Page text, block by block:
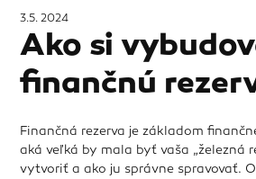
3.5. 2024
Ako si
finančnú
Finančná rezerva je základom
aká veľká by mala byť vaša „železná
vytvoriť a ako ju správne spravovať.